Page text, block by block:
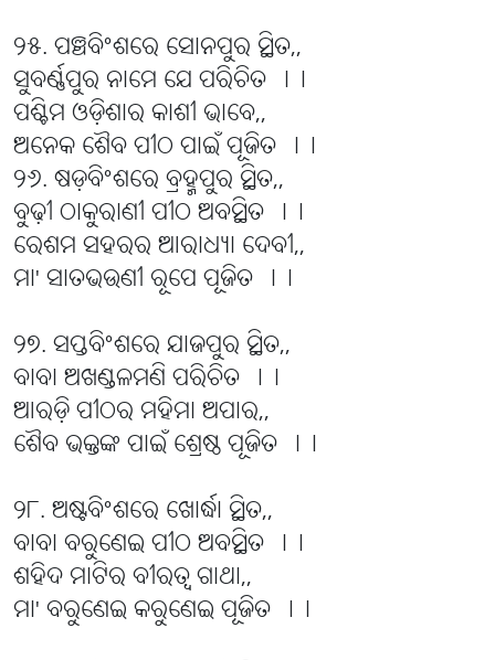
୨୫. ପଞ୍ଚବିଂଶରେ ସୋନପୁର ସ୍ଥିତ,,
ସୁବର୍ଣ୍ଣପୁର ନାମେ ଯେ ପରିଚିତ ।।
ପଶ୍ଚିମ ଓଡ଼ିଶାର କାଶୀ ଭାବେ,,
ଅନେକ ଶୈବ ପୀଠ ପାଇଁ ପୂଜିତ ।।
୨୬. ଷଡ଼ବିଂଶରେ ବ୍ରହ୍ମପୁର ସ୍ଥିତ,,
ବୁଢ଼ୀ ଠାକୁରାଣୀ ପୀଠ ଅବସ୍ଥିତ ।।
ରେଶମ ସହରର ଆରାଧ୍ୟା ଦେବୀ,,
ମା' ସାତଭଉଣୀ ରୂପେ ପୂଜିତ ।।
୨୭. ସପ୍ତବିଂଶରେ ଯାଜପୁର ସ୍ଥିତ,,
ବାବା ଅଖଣ୍ଡଳମଣି ପରିଚିତ ।।
ଆରଡ଼ି ପୀଠର ମହିମା ଅପାର,,
ଶୈବ ଭକ୍ତଙ୍କ ପାଇଁ ଶ୍ରେଷ୍ଠ ପୂଜିତ ।।
୨୮. ଅଷ୍ଟବିଂଶରେ ଖୋର୍ଦ୍ଧା ସ୍ଥିତ,,
ବାବା ବରୁଣେଇ ପୀଠ ଅବସ୍ଥିତ ।।
ଶହିଦ ମାଟିର ବୀରତ୍ୱ ଗାଥା,,
ମା' ବରୁଣେଇ କରୁଣେଇ ପୂଜିତ ।।